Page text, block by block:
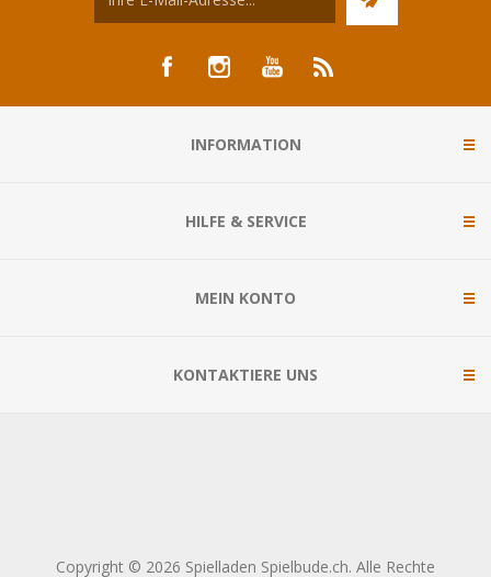
INFORMATION
HILFE & SERVICE
MEIN KONTO
KONTAKTIERE UNS
Copyright © 2026 Spielladen Spielbude.ch. Alle Rechte